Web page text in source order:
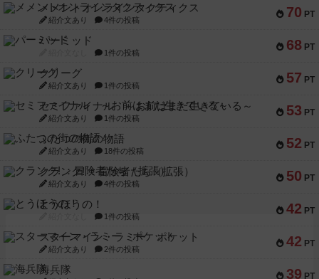
70 PT
メメントオンラインタクティクス
紹介文あり 4件の投稿
68 PT
パーミッド
1件の投稿
57 PT
クリーグ
紹介文あり 1件の投稿
53 PT
セミファイナル ～お前はまだ生きている～
紹介文あり 1件の投稿
52 PT
ふたつの街の物語
紹介文あり 18件の投稿
50 PT
クランク! ：冒険者たち（拡張）
紹介文あり 4件の投稿
42 PT
とうほうの！
1件の投稿
42 PT
スターマイン・ラミー ポケット
紹介文あり 2件の投稿
39 PT
海兵隊